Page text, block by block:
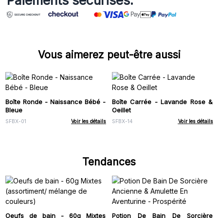
Vous aimerez peut-être aussi
Boîte Ronde - Naissance Bébé -
Bleue
SFBX-01 Voir les détails
Boîte Carrée - Lavande Rose &
Oeillet
SFBX-14 Voir les détails
Tendances
Oeufs de bain - 60g Mixtes Potion De Bain De Sorcière